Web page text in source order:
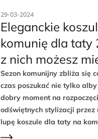
29-03-2024
Eleganckie
komunię dla taty
z nich możesz
swojej szafie
Sezon komunijny zbliża się
czas poszukać nie tylko
dobry moment na
odświętnych stylizacji przez
lupę koszule dla taty na
białą, na spinki, a może